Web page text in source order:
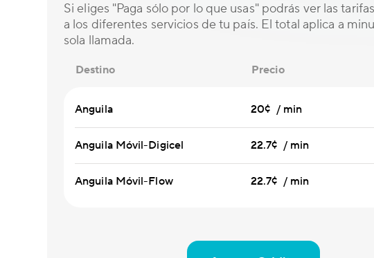
Si eliges "Paga sólo por lo que usas" podrás ver las
a los diferentes servicios de tu país. El total aplica a
sola llamada.
Destino Precio
Anguila 20¢ / min
Anguila Móvil-Digicel 22.7¢ / min
Anguila Móvil-Flow 22.7¢ / min